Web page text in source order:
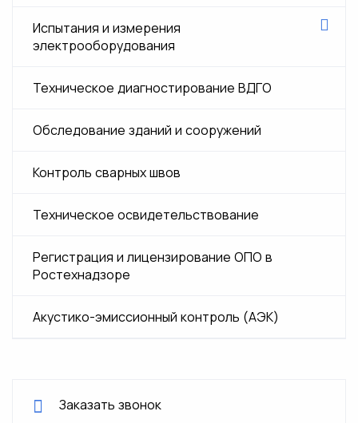
давлением
Экспертиза грузоподъемных кранов и
Испытания и измерения
электрооборудования
многоквартирных домах
Техническое диагностирование ВДГО
Обследование зданий и сооружений
Контроль сварных швов
Техническое освидетельствование
Регистрация и лицензирование ОПО в
Ростехнадзоре
Акустико-эмиссионный контроль (АЭК)
Заказать звонок